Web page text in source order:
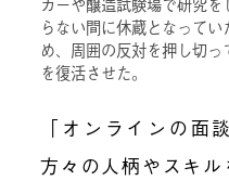
らない間に休蔵となって
め、周囲の反対を押し切
を復活させた。
「オンラインの面
方々の人柄やスキ